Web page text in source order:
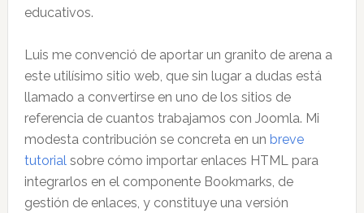
educativos.
Luis me convenció de aportar un granito de arena a
este utilísimo sitio web, que sin lugar a dudas está
llamado a convertirse en uno de los sitios de
referencia de cuantos trabajamos con Joomla. Mi
modesta contribución se concreta en un breve
tutorialsobre cómo importar enlaces HTML para
integrarlos en el componente Bookmarks, de
gestión de enlaces, y constituye una versión